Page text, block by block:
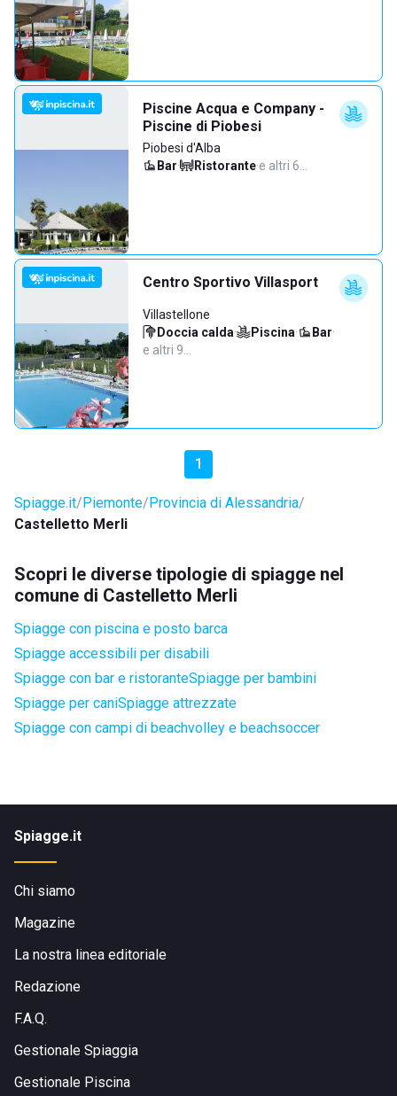
Piscine Acqua e Company -
Piscine di Piobesi
Piobesi d'Alba
Bar· Ristorante·e altri 6…
Centro Sportivo Villasport
Villastellone
Doccia calda· Piscina· Bar·
e altri 9…
1
Spiagge.it Piemonte Provincia di Alessandria
Castelletto Merli
Scopri le diverse tipologie di spiagge nel
comune di Castelletto Merli
Spiagge con piscina e posto barca
Spiagge accessibili per disabili
Spiagge con bar e ristoranteSpiagge per bambini
Spiagge per caniSpiagge attrezzate
Spiagge con campi di beachvolley e beachsoccer
Spiagge.it
Chi siamo
Magazine
La nostra linea editoriale
Redazione
F.A.Q.
Gestionale Spiaggia
Gestionale Piscina